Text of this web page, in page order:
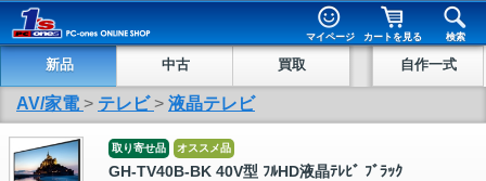
マイページ カートを見る 検索
新品 中古 買取 自作一式
AV/家電 > テレビ > 液晶テレビ
取り寄せ品 オススメ品
GH-TV40B-BK 40V型 ﾌﾙHD液晶ﾃﾚﾋﾞ ﾌﾞﾗｯｸ